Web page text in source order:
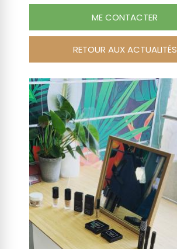
ME CONTACTER
RETOUR AUX ACTUALITÉS